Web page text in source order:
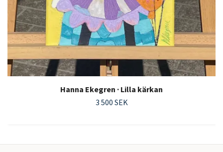
Hanna Ekegren · Lilla kärkan
3 500 SEK